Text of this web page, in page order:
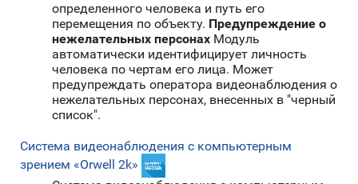
определенного человека и путь его
перемещения по объекту. Предупреждение о
нежелательных персонах Модуль
автоматически идентифицирует личность
человека по чертам его лица. Может
предупреждать оператора видеонаблюдения о
нежелательных персонах, внесенных в "черный
список".
Система видеонаблюдения с компьютерным
зрением «Orwell 2k»